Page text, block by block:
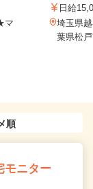
マ
日給
埼玉県
葉県松
モニター